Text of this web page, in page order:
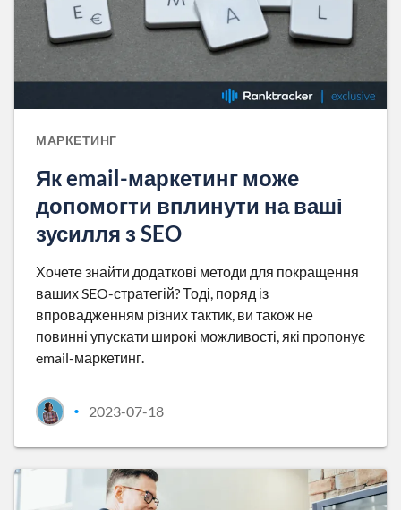
МАРКЕТИНГ
Як email-маркетинг може
допомогти вплинути на ваші
зусилля з SEO
Хочете знайти додаткові методи для покращення
ваших SEO-стратегій? Тоді, поряд із
впровадженням різних тактик, ви також не
повинні упускати широкі можливості, які пропонує
email-маркетинг.
• 2023-07-18